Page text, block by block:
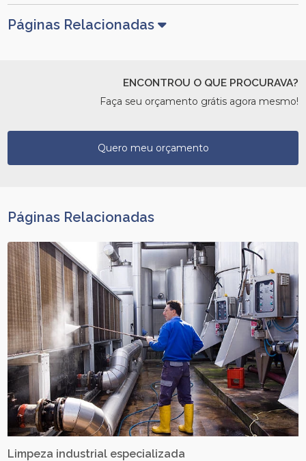
Páginas Relacionadas
ENCONTROU O QUE PROCURAVA?
Faça seu orçamento grátis agora mesmo!
Quero meu orçamento
Páginas Relacionadas
Limpeza industrial especializada